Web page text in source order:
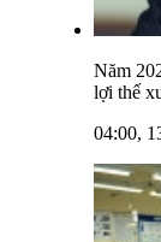
Năm
lợi thế
04:00,